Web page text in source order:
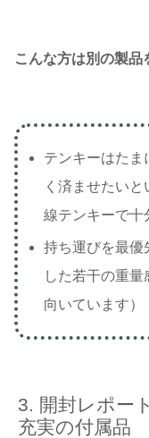
こんな方は別の製
テンキーはたま
く済ませたい
線テンキーで十
持ち運びを最優
した若干の重
向いています）
開封レポー
充実の付属品